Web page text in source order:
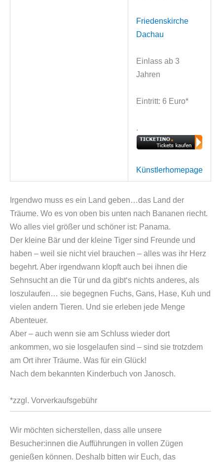
Friedenskirche
Dachau
Einlass ab 3
Jahren
Eintritt: 6 Euro*
.
Künstlerhomepage
Irgendwo muss es ein Land geben…das Land der
Träume. Wo es von oben bis unten nach Bananen riecht.
Wo alles viel größer und schöner ist: Panama.
Der kleine Bär und der kleine Tiger sind Freunde und
haben – weil sie nicht viel brauchen – alles was ihr Herz
begehrt. Aber irgendwann klopft auch bei ihnen die
Sehnsucht an die Tür und da gibt‘s nichts anderes, als
loszulaufen… sie begegnen Fuchs, Gans, Hase, Kuh und
vielen andern Tieren. Und sie erleben jede Menge
Abenteuer.
Aber – auch wenn sie am Schluss wieder dort
ankommen, wo sie losgelaufen sind – sind sie trotzdem
am Ort ihrer Träume. Was für ein Glück!
Nach dem bekannten Kinderbuch von Janosch.
*zzgl. Vorverkaufsgebühr
Wir möchten sicherstellen, dass alle unsere
Besucher:innen die Aufführungen in vollen Zügen
genießen können. Deshalb bitten wir Euch, das